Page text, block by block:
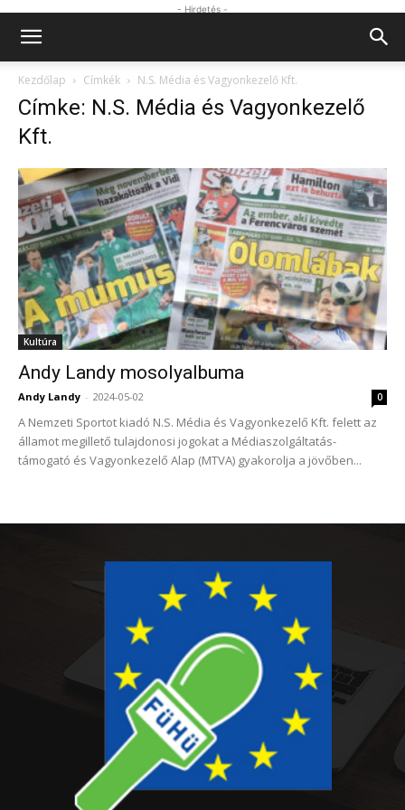
- Hirdetés -
Kezdőlap Címkék N.S. Média és Vagyonkezelő Kft.
Címke: N.S. Média és Vagyonkezelő
Kft.
Kultúra
Andy Landy mosolyalbuma
Andy Landy - 2024-05-02 0
A Nemzeti Sportot kiadó N.S. Média és Vagyonkezelő Kft. felett az
államot megillető tulajdonosi jogokat a Médiaszolgáltatás-
támogató és Vagyonkezelő Alap (MTVA) gyakorolja a jövőben...